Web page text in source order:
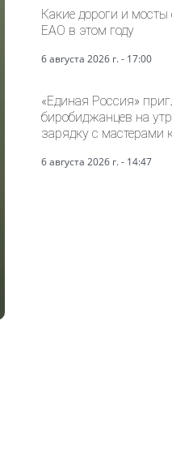
Какие дороги и мосты
ЕАО в этом году
6 августа 2026 г. - 17:00
«Единая Россия»
биробиджанцев на
зарядку с мастерами
6 августа 2026 г. - 14:47